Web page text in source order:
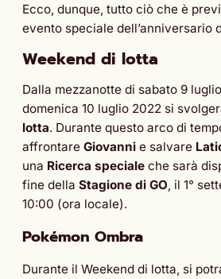
Ecco, dunque, tutto ciò che è
evento speciale dell’anniversario
Weekend di lotta
Dalla mezzanotte di sabato 9
domenica 10 luglio 2022 si
lotta. Durante questo arco di
affrontare Giovanni e salvare
una Ricerca speciale che sarà
fine della Stagione di GO, il 1°
10:00 (ora locale).
Pokémon Ombra
Durante il Weekend di lotta, si